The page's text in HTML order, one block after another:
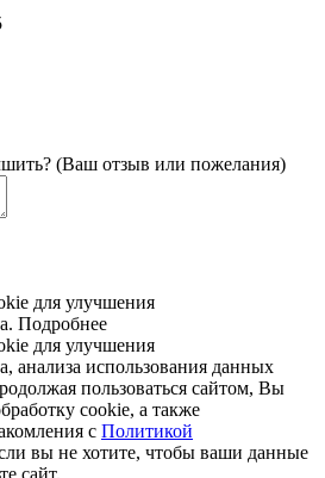
(Ваш отзыв или пожелания)
для улучшения
Подробнее
для улучшения
анализа использования данных
пользоваться сайтом, Вы
cookie, а также
с Политикой
вы не хотите, чтобы ваши данные